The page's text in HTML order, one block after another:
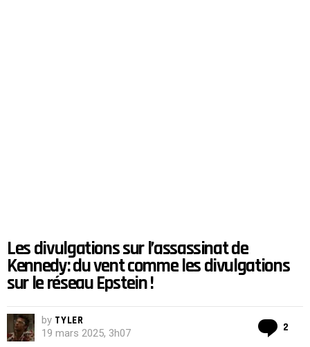
Les divulgations sur l’assassinat de
Kennedy: du vent comme les divulgations
sur le réseau Epstein !
by TYLER
19 mars 2025, 3h07 2